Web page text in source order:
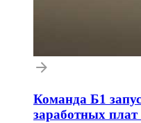
Команда Б1
заработных